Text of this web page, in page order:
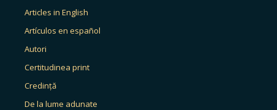
Articles in English
Artículos en español
Autori
Certitudinea print
Credință
De la lume adunate